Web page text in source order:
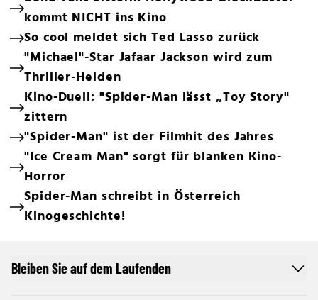
kommt NICHT ins Kino
So cool meldet sich Ted Lasso zurück
"Michael"-Star Jafaar Jackson wird zum
Thriller-Helden
Kino-Duell: "Spider-Man lässt „Toy Story"
zittern
"Spider-Man" ist der Filmhit des Jahres
"Ice Cream Man" sorgt für blanken Kino-
Horror
Spider-Man schreibt in Österreich
Kinogeschichte!
Bleiben Sie auf dem Laufenden